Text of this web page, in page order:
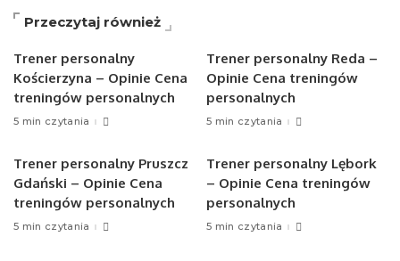
Przeczytaj również
Trener personalny
Kościerzyna – Opinie Cena
treningów personalnych
5 min czytania
Trener personalny Reda –
Opinie Cena treningów
personalnych
5 min czytania
Trener personalny Pruszcz
Gdański – Opinie Cena
treningów personalnych
5 min czytania
Trener personalny Lębork
– Opinie Cena treningów
personalnych
5 min czytania